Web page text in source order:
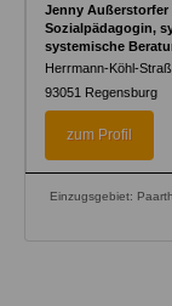
Jenny Außerstorfer
Sozialpädagogin,
systemische
Herrmann-Köhl-
93051 Regensburg
zum Profil
Einzugsgebiet: